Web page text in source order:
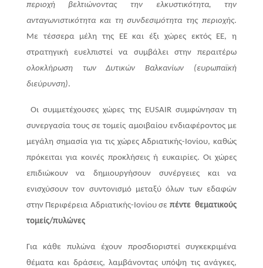
περιοχή βελτιώνοντας την ελκυστικότητα, την
ανταγωνιστικότητα και τη συνδεσιμότητα της περιοχής.
Με τέσσερα μέλη της ΕΕ και έξι χώρες εκτός ΕΕ, η
στρατηγική ευελπιστεί να συμβάλει στην περαιτέρω
ολοκλήρωση των Δυτικών Βαλκανίων (ευρωπαϊκή
διεύρυνση).
Οι συμμετέχουσες χώρες της EUSAIR συμφώνησαν τη
συνεργασία τους σε τομείς αμοιβαίου ενδιαφέροντος με
μεγάλη σημασία για τις χώρες Αδριατικής-Ιονίου, καθώς
πρόκειται για κοινές προκλήσεις ή ευκαιρίες. Οι χώρες
επιδιώκουν να δημιουργήσουν συνέργειες και να
ενισχύσουν τον συντονισμό μεταξύ όλων των εδαφών
στην Περιφέρεια Αδριατικής-Ιονίου σεπέντε θεματικούς
τομείς/πυλώνες
Για κάθε πυλώνα έχουν προσδιοριστεί συγκεκριμένα
θέματα και δράσεις, λαμβάνοντας υπόψη τις ανάγκες,